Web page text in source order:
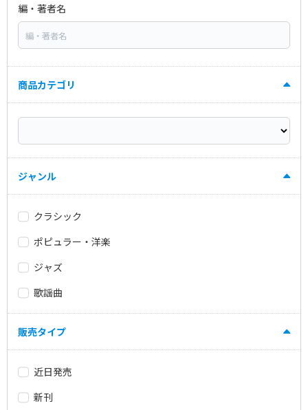
編・著者名
商品カテゴリ
ジャンル
クラシック
ポピュラー・洋楽
ジャズ
歌謡曲
販売タイプ
近日発売
新刊